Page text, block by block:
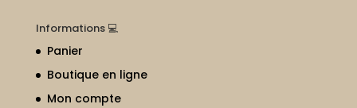
Informations 💻
Panier
Boutique en ligne
Mon compte